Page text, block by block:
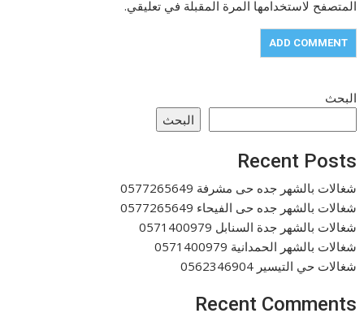
المتصفح لاستخدامها المرة المقبلة في تعليقي.
البحث
البحث
Recent Posts
شغالات بالشهر جده حى مشرفة 0577265649
شغالات بالشهر جده حى الفيحاء 0577265649
شغالات بالشهر جدة السنابل 0571400979
شغالات بالشهر الحمدانية 0571400979
شغالات حي التيسير 0562346904
Recent Comments